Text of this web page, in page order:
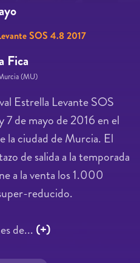
SOS 4.8 2017
Fica
(MU)
Estrella Levante SOS
7 de mayo de 2016 en el
la ciudad de Murcia. El
de salida a la temporada
a la venta los 1.000
reducido.
de... (+)